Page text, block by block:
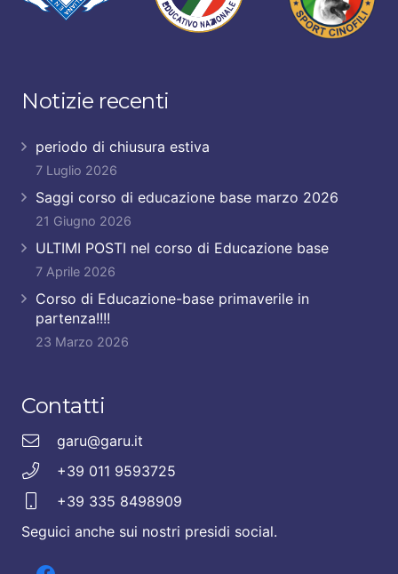
Notizie recenti
periodo di chiusura estiva
7 Luglio 2026
Saggi corso di educazione base marzo 2026
21 Giugno 2026
ULTIMI POSTI nel corso di Educazione base
7 Aprile 2026
Corso di Educazione-base primaverile in
partenza!!!!
23 Marzo 2026
Contatti
garu@garu.it
+39 011 9593725
+39 335 8498909
Seguici anche sui nostri presidi social.